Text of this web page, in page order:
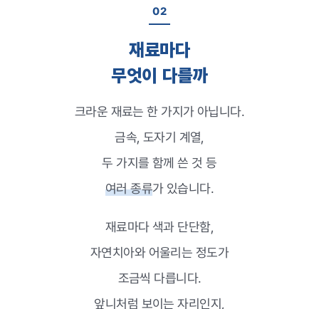
02
재료마다
무엇이 다를까
크라운 재료는 한 가지가 아닙니다.
금속, 도자기 계열,
두 가지를 함께 쓴 것 등
여러 종류가 있습니다.
재료마다 색과 단단함,
자연치아와 어울리는 정도가
조금씩 다릅니다.
앞니처럼 보이는 자리인지,